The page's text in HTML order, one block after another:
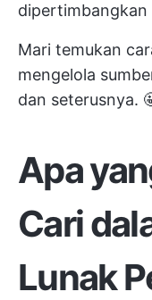
Mari temukan
mengelola
dan seterusnya.
Apa
Cari
Lunak